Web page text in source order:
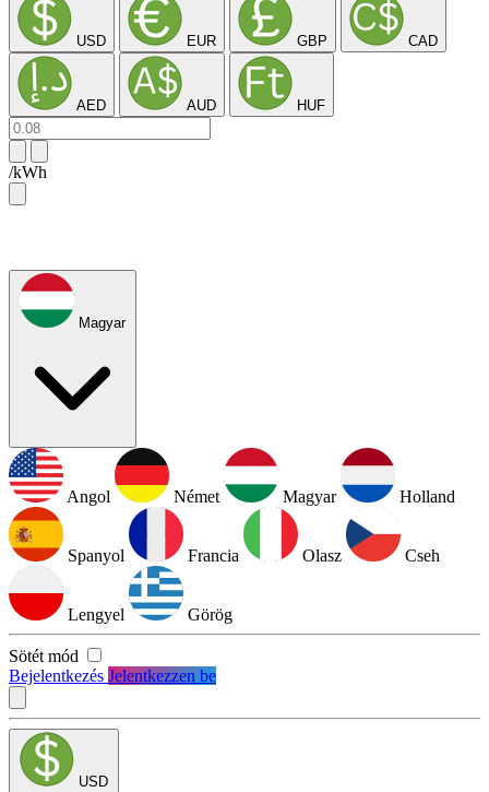
USD EUR GBP CAD
AED AUD HUF
/kWh
Magyar
Angol Német Magyar Holland
Spanyol Francia Olasz Cseh
Lengyel Görög
Sötét mód
Bejelentkezés Jelentkezzen be
USD